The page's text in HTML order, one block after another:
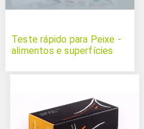
Teste rápido para Peixe -
alimentos e superfícies